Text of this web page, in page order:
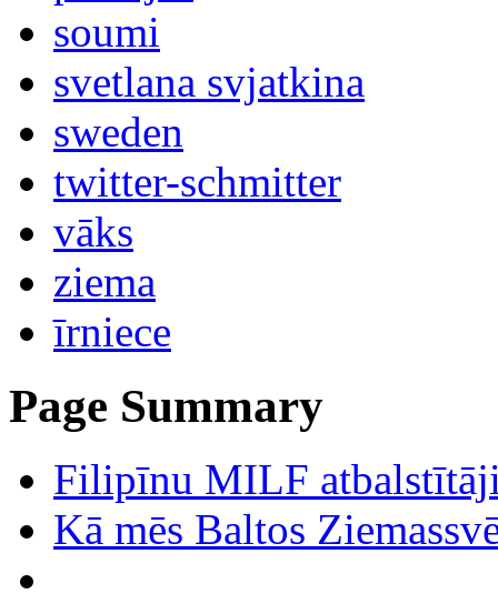
soumi
svetlana svjatkina
sweden
twitter-schmitter
vāks
ziema
īrniece
Page Summary
Filipīnu MILF
Kā mēs Baltos